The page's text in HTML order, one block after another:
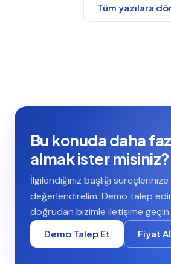
Tüm yazılara
Bu konuda daha
almak ister misiniz?
İlgilendiğiniz başlığı
değerlendirelim. Demo talep
doğrudan bizimle iletişime geçin.
Demo Talep Et Fiyat Al